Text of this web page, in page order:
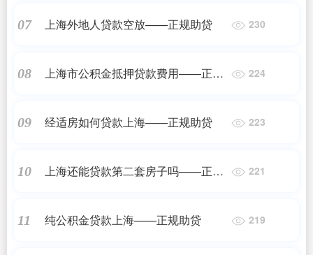
07 上海外地人贷款空放——正规助贷 230
08
上海市公积金抵押贷款费用——正规
224
09 经适房如何贷款上海——正规助贷 223
10
上海还能贷款第二套房子吗——正规
221
11 纯公积金贷款上海——正规助贷 219